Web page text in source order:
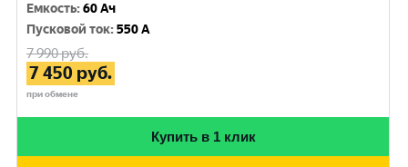
Емкость:60 Ач
Пусковой ток:550 A
7 990руб.
7 450 руб.
при обмене
Купить в 1 клик